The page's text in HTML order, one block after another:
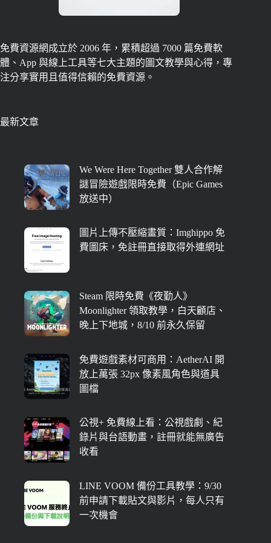
免費資源網成立於 2006 年，累積超過 7000 篇免費軟
體、App 與線上工具等七大主題的圖文教學與心得，專
注分享實用且值得信賴的免費資源。
最新文章
We Were Here Together 雙人合作解
謎冒險遊戲限時免費（Epic Games
放送中）
圖片上傳不壓縮畫質：Imghippo 免
費圖床，免註冊直接取得外連網址
Steam 限時免費《夜勤人》
Moonlighter 領取教學，白天顧店、
晚上下地城，8/10 前永久保留
免費遊戲素材可商用：AetherAI 開
放上萬張 32px 像素風角色與道具
圖檔
公視+ 免費線上看：公視戲劇、紀
錄片與台語動畫，註冊就能無廣告
收看
LINE VOOM 備份工具教學：9/30
前申請下載貼文與影片，每人只有
一次機會